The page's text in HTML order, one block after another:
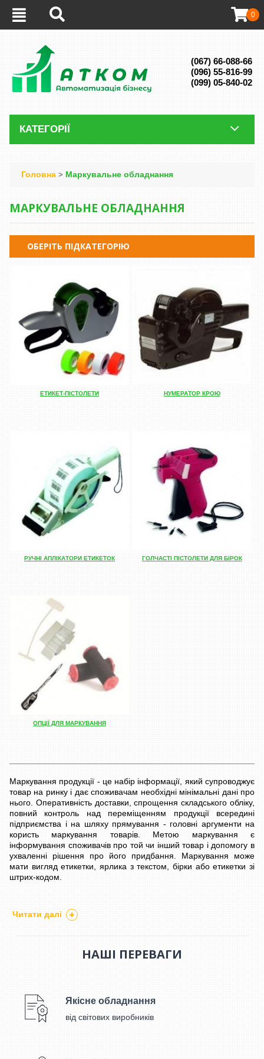
(067) 66-088-66
(096) 55-816-99
(099) 05-840-02
0
КАТЕГОРІЇ
Головна > Маркувальне обладнання
МАРКУВАЛЬНЕ ОБЛАДНАННЯ
ОБЕРІТЬ ПІДКАТЕГОРІЮ
ЕТИКЕТ-ПІСТОЛЕТИ НУМЕРАТОР КРОЮ
РУЧНІ АПЛІКАТОРИ ЕТИКЕТОК ГОЛЧАСТІ ПІСТОЛЕТИ ДЛЯ БІРОК
ОПЦІЇ ДЛЯ МАРКУВАННЯ
Маркування продукції - це набір інформації, який супроводжує
товар на ринку і дає споживачам необхідні мінімальні дані про
нього. Оперативність доставки, спрощення складського обліку,
повний контроль над переміщенням продукції всередині
підприємства і на шляху прямування - головні аргументи на
користь маркування товарів. Метою маркування є
інформування споживачів про той чи інший товар і допомогу в
ухваленні рішення про його придбання. Маркування може
мати вигляд етикетки, ярлика з текстом, бірки або етикетки зі
штрих-кодом.
пістолети, голчасті пістолети, аплікатори для маркування
товару широко застосовується в оптово-роздрібній торгівлі,
Кінцевим результатом, який потрібно для маркування товарів
ЯК ВІДБУВАЄТЬСЯ ПРОЦЕС МАРКУВАННЯ ТОВАРІВ?
Для того, щоб відбувалося маркування потрібно
обладнання є створення етикетки, на яку наносять коротку
Читати далі
НАШІ ПЕРЕВАГИ
Якісне обладнання
від світових виробників